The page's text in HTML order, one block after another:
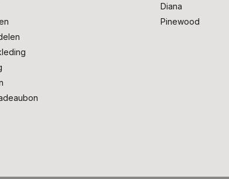
Diana
Pinewood